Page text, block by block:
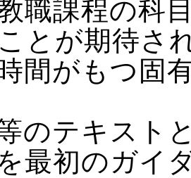
職課程の科
とが期待さ
間がもつ固
のテキスト
最初のガイ